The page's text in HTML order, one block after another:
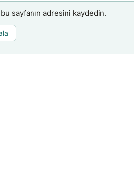
sayfanın adresini kaydedin.